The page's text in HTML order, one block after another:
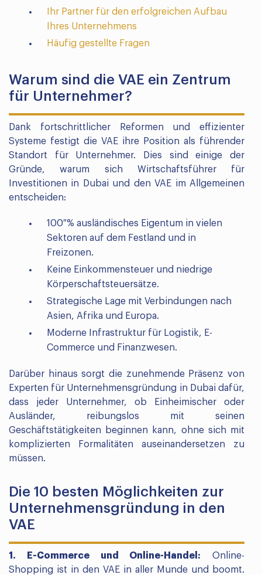
Ihr Partner für den erfolgreichen Aufbau
Ihres Unternehmens
Häufig gestellte Fragen
Warum sind die VAE ein Zentrum
für Unternehmer?
Dank fortschrittlicher Reformen und effizienter
Systeme festigt die VAE ihre Position als führender
Standort für Unternehmer. Dies sind einige der
Gründe, warum sich Wirtschaftsführer für
Investitionen in Dubai und den VAE im Allgemeinen
entscheiden:
100 % ausländisches Eigentum in vielen
Sektoren auf dem Festland und in
Freizonen.
Keine Einkommensteuer und niedrige
Körperschaftsteuersätze.
Strategische Lage mit Verbindungen nach
Asien, Afrika und Europa.
Moderne Infrastruktur für Logistik, E-
Commerce und Finanzwesen.
Darüber hinaus sorgt die zunehmende Präsenz von
Experten für Unternehmensgründung in Dubai dafür,
dass jeder Unternehmer, ob Einheimischer oder
Ausländer, reibungslos mit seinen
Geschäftstätigkeiten beginnen kann, ohne sich mit
komplizierten Formalitäten auseinandersetzen zu
müssen.
Die 10 besten Möglichkeiten zur
Unternehmensgründung in den
VAE
1. E-Commerce und Online-Handel: Online-
Shopping ist in den VAE in aller Munde und boomt.